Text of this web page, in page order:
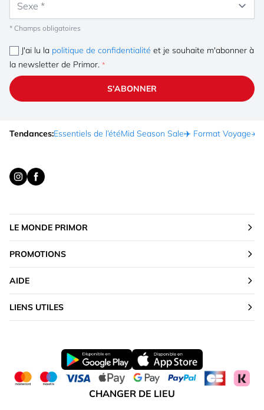
* Champs obligatoires
J'ai lu la politique de confidentialité et je souhaite m'abonner à
la newsletter de Primor.
S'ABONNER
Tendances:Essentiels de l’étéMid Season Sale✈️ Format Voyage☀️
LE MONDE PRIMOR
PROMOTIONS
AIDE
LIENS UTILES
CHANGER DE LIEU